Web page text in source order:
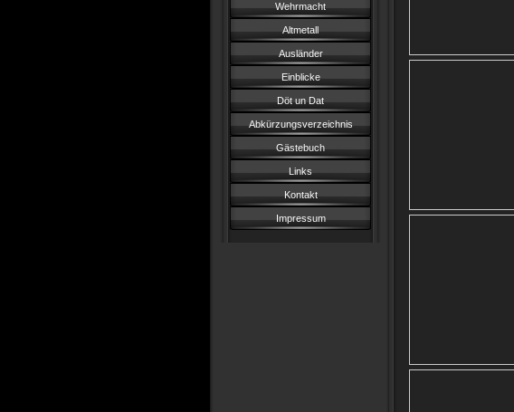
Wehrmacht
Altmetall
Ausländer
Einblicke
Döt un Dat
Abkürzungsverzeichnis
Gästebuch
Links
Kontakt
Impressum